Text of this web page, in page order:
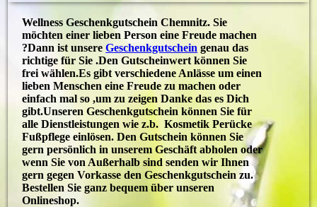
Wellness Geschenkgutschein Chemnitz. Sie
möchten einer lieben Person eine Freude machen
?Dann ist unsereGeschenkgutschein genau das
richtige für Sie .Den Gutscheinwert können Sie
frei wählen.Es gibt verschiedene Anlässe um einen
lieben Menschen eine Freude zu machen oder
einfach mal so ,um zu zeigen Danke das es Dich
gibt.Unseren Geschenkgutschein können Sie für
alle Dienstleistungen wie z.b. Kosmetik Perücke
Fußpflegeeinlösen. Den Gutschein können Sie
gern persönlich in unserem Geschäft abholen oder
wenn Sie von Außerhalb sind senden wir Ihnen
gern gegen Vorkasse den Geschenkgutschein zu.
Bestellen Sie ganz bequem über unseren
Onlineshop.